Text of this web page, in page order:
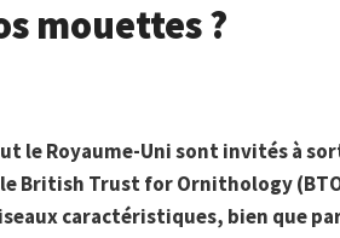
mouettes ?
le Royaume-Uni sont invités à
British Trust for Ornithology
caractéristiques, bien que